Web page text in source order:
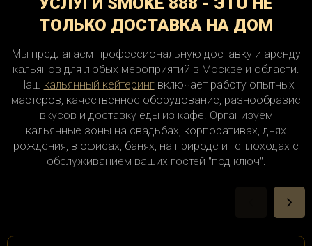
ТОЛЬКО ДОСТАВКА НА ДОМ
Мы предлагаем профессиональную доставку и аренду
кальянов для любых мероприятий в Москве и области.
Наш кальянный кейтерингвключает работу опытных
мастеров, качественное оборудование, разнообразие
вкусов и доставку еды из кафе. Организуем
кальянные зоны на свадьбах, корпоративах, днях
рождения, в офисах, банях, на природе и теплоходах с
обслуживанием ваших гостей "под ключ".